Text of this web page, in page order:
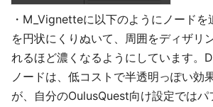
・M_Vignetteに以下のようにノード
を円状にくりぬいて、周囲をディザリ
れるほど濃くなるようにしています。
ノードは、低コストで半透明っぽい効
が、自分のOulusQuest向け設定では